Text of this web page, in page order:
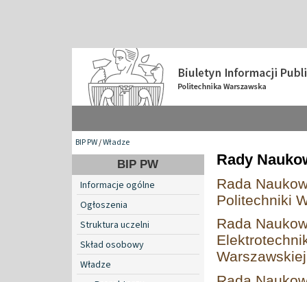
BIP PW/Władze
BIP PW
Informacje ogólne
Ogłoszenia
Struktura uczelni
Skład osobowy
Władze
Rady
Rada
Politechniki
Rada
Warszawskiej